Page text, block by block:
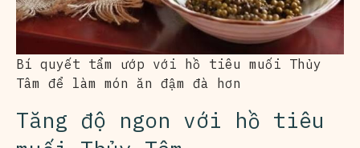
Bí quyết tẩm ướp với hồ tiêu muối Thủy
Tâm để làm món ăn đậm đà hơn
Tăng độ ngon với hồ tiêu